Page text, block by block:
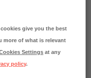
give you the best
more of what is relevant
Settings at any
policy.